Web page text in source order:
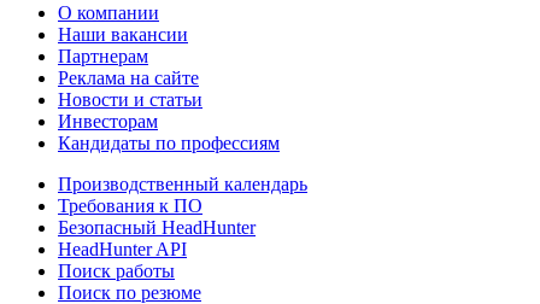
О компании
Наши вакансии
Партнерам
Реклама на сайте
Новости и статьи
Инвесторам
Кандидаты по профессиям
Производственный календарь
Требования к ПО
Безопасный HeadHunter
HeadHunter API
Поиск работы
Поиск по резюме